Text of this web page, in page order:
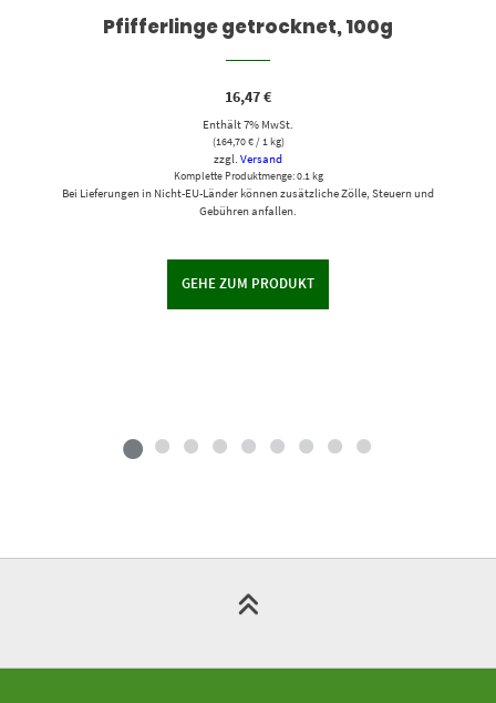
Pfifferlinge getrocknet, 100g
16,47€
Enthält 7% MwSt.
(164,70€/ 1 kg)
zzgl.Versand
Komplette Produktmenge: 0.1 kg
Bei Lieferungen in Nicht-EU-Länder können zusätzliche Zölle, Steuern und
Gebühren anfallen.
GEHE ZUM PRODUKT